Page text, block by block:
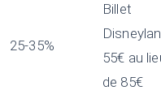
25-35%
Billet
55€ au
de 85€